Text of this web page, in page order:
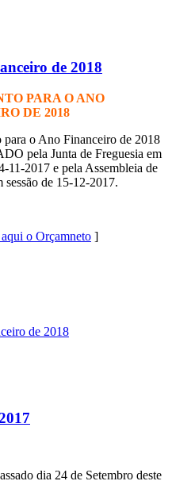
de 2018
PARA O ANO
DE 2018
para o Ano Financeiro de 2018
pela Junta de Freguesia em
11-2017 e pela Assembleia de
sessão de 15-12-2017.
o Orçamneto ]
de 2018
dia 24 de Setembro deste